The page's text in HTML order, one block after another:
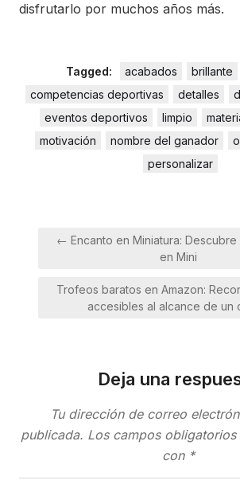
disfrutarlo por muchos años más.
Tagged: acabados brillante
competencias deportivas
detalles
eventos deportivos
limpio
motivación
nombre del ganador
personalizar
Navegación
← Encanto en Miniatura:
en Mini
Trofeos baratos en Amazon:
accesibles al alcance de un
Deja una
Tu dirección de correo
publicada. Los campos obligatorios
con *